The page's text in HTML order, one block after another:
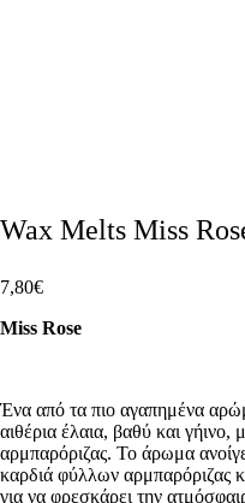
Wax Melts Miss
7,80€
Miss Rose
Ένα από τα πιο αγαπημένα
αιθέρια έλαια, βαθύ και γήινο,
αρμπαρόριζας. Το άρωμα
καρδιά φύλλων αρμπαρόριζας
για να φρεσκάρει την